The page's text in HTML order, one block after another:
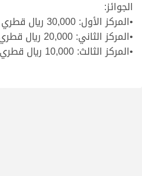
الجوائز:
•المركز الأول: 30,000 ريال قطري
•المركز الثاني: 20,000 ريال قطري
•المركز الثالث: 10,000 ريال قطري